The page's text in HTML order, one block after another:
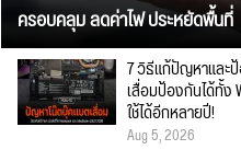
ครอบคลุม ลดค่าไฟ ประหยัดพื้นที่
7 วิธีแก้ปัญหาและ
เสื่อมป้องกันได้ทั้ง
ใช้ได้อีกหลายปี!
Aug 5, 2026